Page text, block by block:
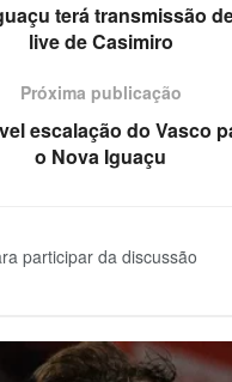
terá transmissão
live de Casimiro
Próxima publicação
escalação do Vasco
o Nova Iguaçu
participar da discussão